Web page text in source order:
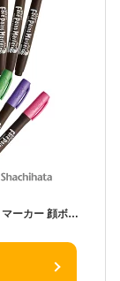
フェイスペイントマーカー シヤチハタ シャチハタ マーカー 顔ボディペイント サインペン 筆ペン メイク サッカー 野球 ハロウィン オリンピック 応援 スポーツ観戦 学祭 体育祭 運動会 フェス コスプレ イベ